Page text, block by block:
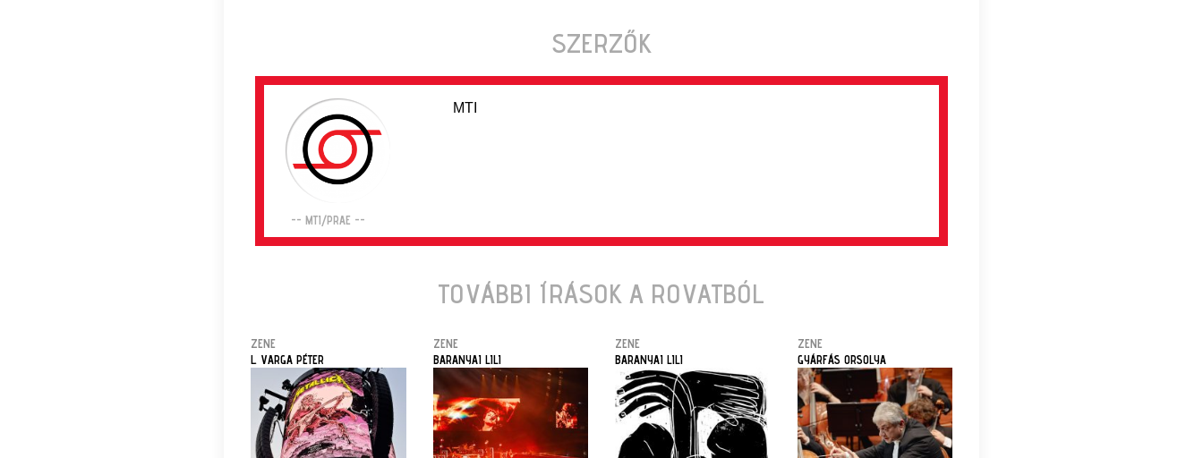
SZERZŐK
-- MTI/PRAE --
MTI
TOVÁBBI ÍRÁSOK A ROVATBÓL
ZENE
L. VARGA PÉTER
ZENE
BARANYAI LILI
ZENE
BARANYAI LILI
ZENE
GYÁRFÁS ORSOLYA